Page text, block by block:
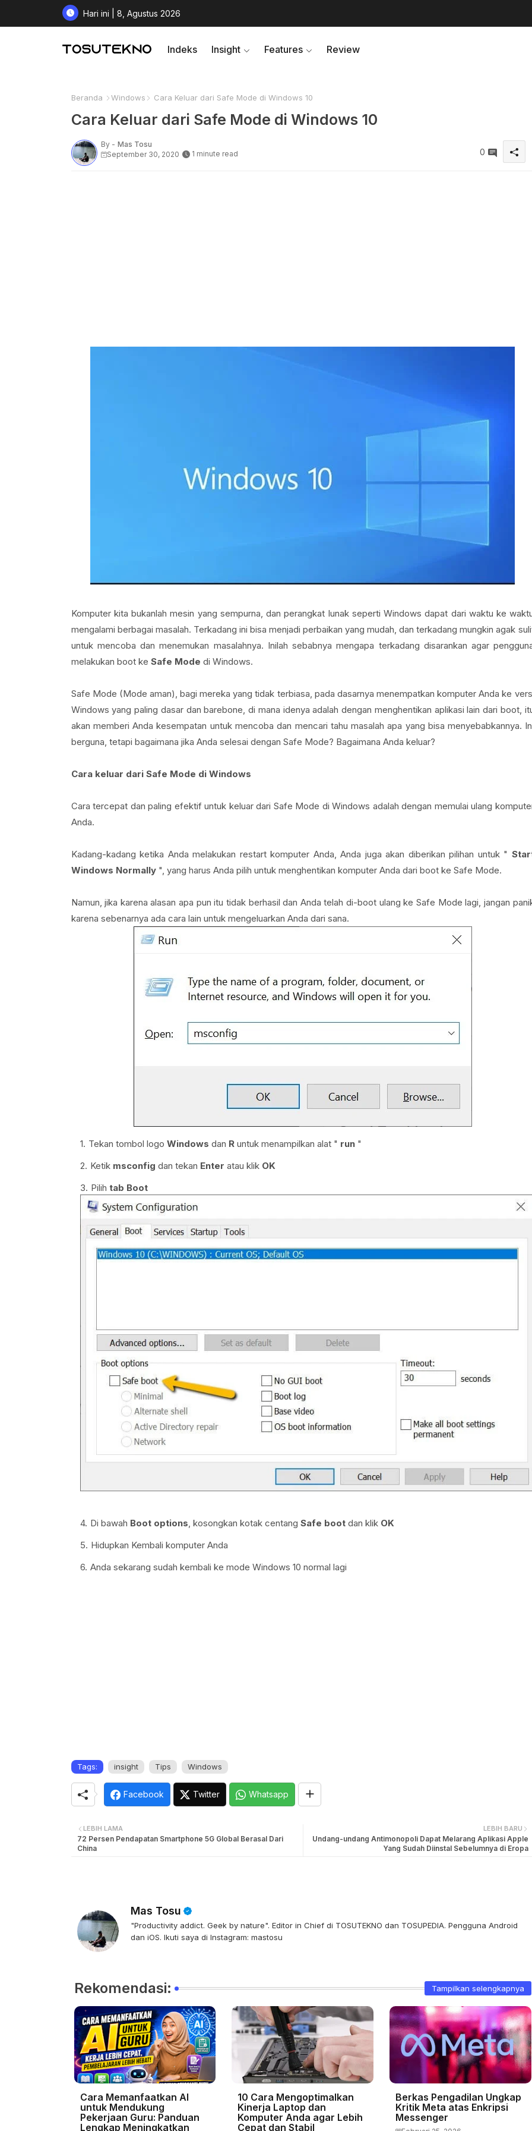
Hari ini | 8, Agustus 2026
Indeks Insight Features Review
Beranda Windows Cara Keluar dari Safe Mode di Windows 10
Cara Keluar dari Safe Mode di Windows 10
By - Mas Tosu
September 30, 2020
1 minute read 0
Komputer kita bukanlah mesin yang sempurna, dan perangkat lunak seperti Windows dapat dari waktu ke
mengalami berbagai masalah. Terkadang ini bisa menjadi perbaikan yang mudah, dan terkadang mungkin agak
untuk mencoba dan menemukan masalahnya. Inilah sebabnya mengapa terkadang disarankan agar
melakukan boot ke Safe Mode di Windows.
Safe Mode (Mode aman), bagi mereka yang tidak terbiasa, pada dasarnya menempatkan komputer Anda ke
Windows yang paling dasar dan barebone, di mana idenya adalah dengan menghentikan aplikasi lain dari boot,
akan memberi Anda kesempatan untuk mencoba dan mencari tahu masalah apa yang bisa menyebabkannya.
berguna, tetapi bagaimana jika Anda selesai dengan Safe Mode? Bagaimana Anda keluar?
Cara keluar dari Safe Mode di Windows
Cara tercepat dan paling efektif untuk keluar dari Safe Mode di Windows adalah dengan memulai ulang
Anda.
Kadang-kadang ketika Anda melakukan restart komputer Anda, Anda juga akan diberikan pilihan untuk "
Windows Normally", yang harus Anda pilih untuk menghentikan komputer Anda dari boot ke Safe Mode.
Namun, jika karena alasan apa pun itu tidak berhasil dan Anda telah di-boot ulang ke Safe Mode lagi, jangan
karena sebenarnya ada cara lain untuk mengeluarkan Anda dari sana.
Tekan tombol logo Windows dan Runtuk menampilkan alat " run"
Ketik msconfig dan tekan Enter atau klik OK
Pilih tab Boot
Di bawah Boot options, kosongkan kotak centang Safe bootdan klik OK
Hidupkan Kembali komputer Anda
Anda sekarang sudah kembali ke mode Windows 10 normal lagi
Tags: insight Tips Windows
Facebook Twitter Whatsapp
LEBIH BARU
Undang-undang Antimonopoli Dapat Melarang Aplikasi Apple
Yang Sudah Diinstal Sebelumnya di Eropa
LEBIH LAMA
72 Persen Pendapatan Smartphone 5G Global Berasal Dari
China
Mas Tosu
"Productivity addict. Geek by nature". Editor in Chief di TOSUTEKNO dan TOSUPEDIA. Pengguna Android
dan iOS. Ikuti saya di Instagram: mastosu
Rekomendasi: Tampilkan selengkapnya
Cara Memanfaatkan AI
untuk Mendukung
Pekerjaan Guru: Panduan
Lengkap Meningkatkan
10 Cara Mengoptimalkan
Kinerja Laptop dan
Komputer Anda agar Lebih
Cepat dan Stabil
Berkas Pengadilan Ungkap
Kritik Meta atas Enkripsi
Messenger